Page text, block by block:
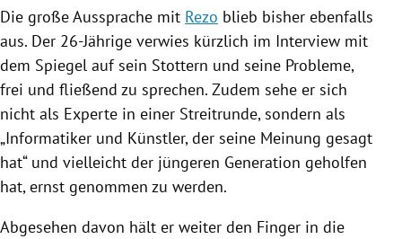
Die große Aussprache mit Rezo blieb bisher ebenfalls
aus. Der 26-Jährige verwies kürzlich im Interview mit
dem Spiegel auf sein Stottern und seine Probleme,
frei und fließend zu sprechen. Zudem sehe er sich
nicht als Experte in einer Streitrunde, sondern als
„Informatiker und Künstler, der seine Meinung gesagt
hat“ und vielleicht der jüngeren Generation geholfen
hat, ernst genommen zu werden.
Abgesehen davon hält er weiter den Finger in die